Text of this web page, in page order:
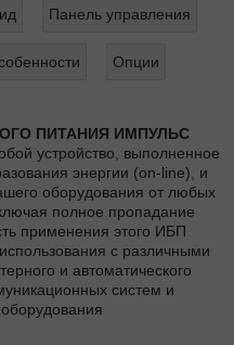
Панель управления
Опции
ПИТАНИЯ ИМПУЛЬС
устройство, выполненное
энергии (on-line), и
оборудования от любых
полное пропадание
применения этого ИБП
с различными
и автоматического
систем и